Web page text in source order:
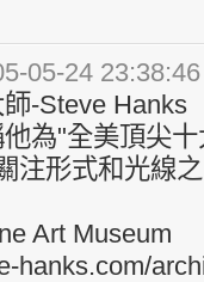
05-24
-Steve Hanks
為"全美頂尖
注形式和光線
Art Museum
hanks.com/